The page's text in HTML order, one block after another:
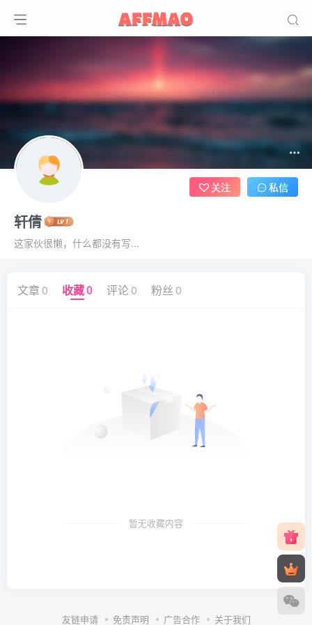
轩倩
这家伙很懒，什么都没有写...
关注 私信
文章 0 收藏0 评论0 粉丝 0
暂无收藏内容
友链申请 免责声明 广告合作 关于我们